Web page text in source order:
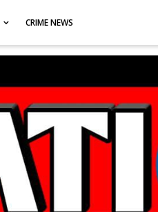
CRIME NEWS